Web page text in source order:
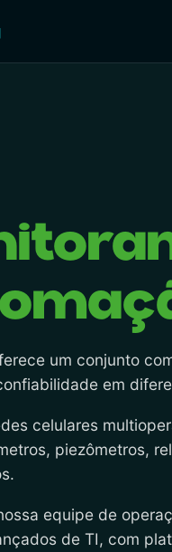
um conjunto
em
celulares
piezômetros,
equipe de
de TI, com